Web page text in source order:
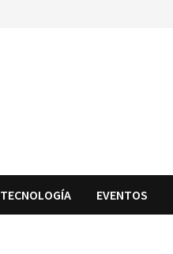
TECNOLOGÍA EVENTOS